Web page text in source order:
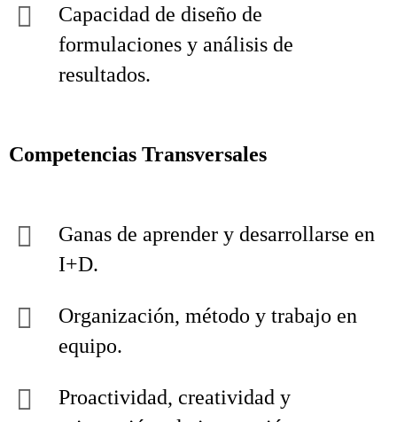
Capacidad de diseño de
formulaciones y análisis de
resultados.
Competencias Transversales
Ganas de aprender y desarrollarse en
I+D.
Organización, método y trabajo en
equipo.
Proactividad, creatividad y